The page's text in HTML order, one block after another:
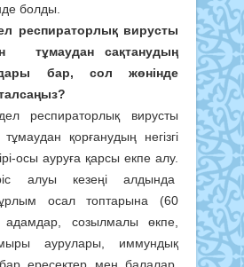
болды.
респираторлық вирусты
тұмаудан сақтанудың
бар, сол жөнінде
респираторлық вирусты
қорғанудың негізгі
осы ауруға қарсы екпе алу.
алуы кезеңі алдында
осал топтарына (60
адамдар, созылмалы өкпе,
аурулары, иммундық
бар ересектер мен балалар,